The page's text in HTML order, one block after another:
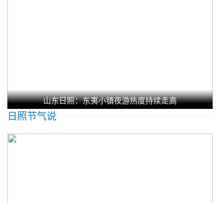
山东日照：东夷小镇夜游热度持续走高
日照节气说